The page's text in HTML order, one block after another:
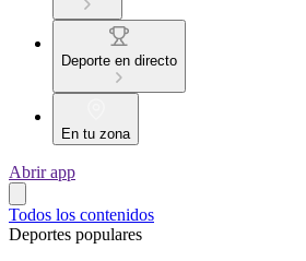
Deporte en directo
En tu zona
Abrir app
Todos los contenidos
Deportes populares